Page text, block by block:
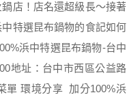
店！店名還超級長～接著
特選昆布鍋物的食記如何
浜中特選昆布鍋物-台中
地址：台中市西區公益路
單 環境分享 加分100%浜